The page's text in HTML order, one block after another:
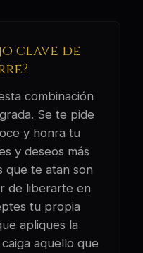
clave de
combinación
Se te pide
y honra tu
y deseos más
que te atan son
de liberarte en
tu propia
apliques la
aquello que